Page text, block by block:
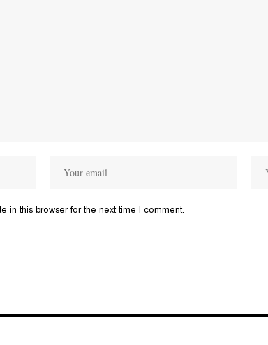
in this browser for the next time I comment.